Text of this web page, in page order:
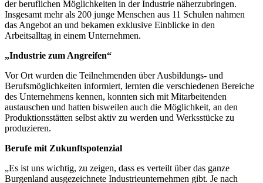
der beruflichen Möglichkeiten in der Industrie näherzubringen.
Insgesamt mehr als 200 junge Menschen aus 11 Schulen nahmen
das Angebot an und bekamen exklusive Einblicke in den
Arbeitsalltag in einem Unternehmen.
„Industrie zum Angreifen“
Vor Ort wurden die Teilnehmenden über Ausbildungs- und
Berufsmöglichkeiten informiert, lernten die verschiedenen Bereiche
des Unternehmens kennen, konnten sich mit Mitarbeitenden
austauschen und hatten bisweilen auch die Möglichkeit, an den
Produktionsstätten selbst aktiv zu werden und Werksstücke zu
produzieren.
Berufe mit Zukunftspotenzial
„Es ist uns wichtig, zu zeigen, dass es verteilt über das ganze
Burgenland ausgezeichnete Industrieunternehmen gibt. Je nach